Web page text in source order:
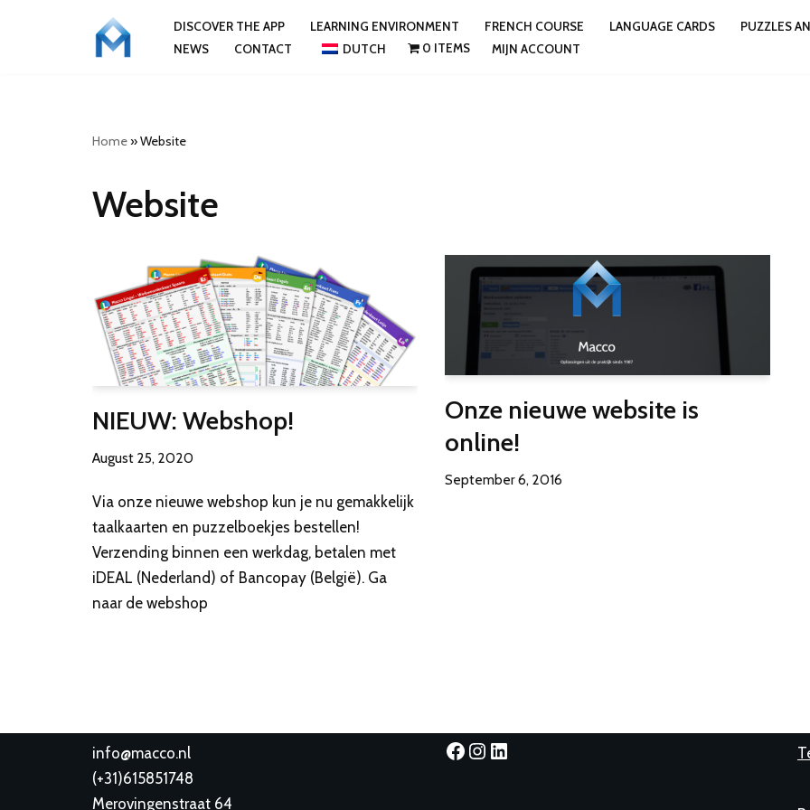
DISCOVER THE APP LEARNING ENVIRONMENT FRENCH COURSE LANGUAGE CARDS PUZZLES
NEWS
CONTACT DUTCH 0 ITEMS MIJN ACCOUNT
Home»Website
Website
NIEUW: Webshop!
August 25, 2020
Via onze nieuwe webshop kun je nu gemakkelijk
taalkaarten en puzzelboekjes bestellen!
Verzending binnen een werkdag, betalen met
iDEAL (Nederland) of Bancopay (België). Ga
naar de webshop
Onze nieuwe website is
online!
September 6, 2016
info@macco.nl
(+31)615851748
Merovingenstraat 64